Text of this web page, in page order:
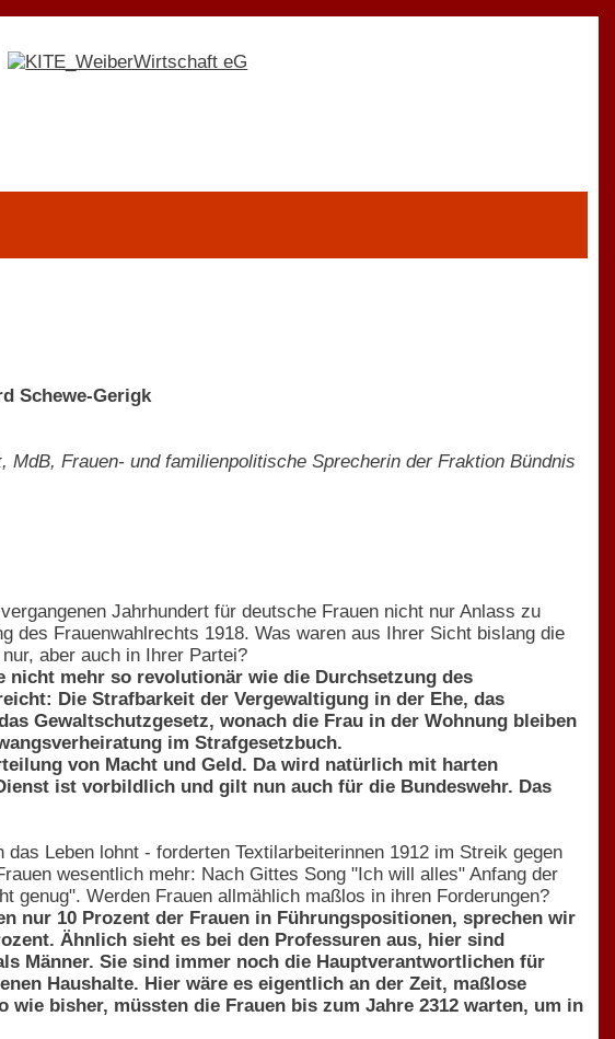
Schewe-Gerigk
Frauen- und familienpolitische Sprecherin der Fraktion Bündnis
Jahrhundert für deutsche Frauen nicht nur Anlass zu
des Frauenwahlrechts 1918. Was waren aus Ihrer Sicht bislang die
aber auch in Ihrer Partei?
mehr so revolutionär wie die Durchsetzung des
Die Strafbarkeit der Vergewaltigung in der Ehe, das
Gewaltschutzgesetz, wonach die Frau in der Wohnung bleiben
im Strafgesetzbuch.
von Macht und Geld. Da wird natürlich mit harten
ist vorbildlich und gilt nun auch für die Bundeswehr. Das
Leben lohnt - forderten Textilarbeiterinnen 1912 im Streik gegen
wesentlich mehr: Nach Gittes Song "Ich will alles" Anfang der
Werden Frauen allmählich maßlos in ihren Forderungen?
nur 10 Prozent der Frauen in Führungspositionen, sprechen wir
Ähnlich sieht es bei den Professuren aus, hier sind
Männer. Sie sind immer noch die Hauptverantwortlichen für
Haushalte. Hier wäre es eigentlich an der Zeit, maßlose
bisher, müssten die Frauen bis zum Jahre 2312 warten, um in